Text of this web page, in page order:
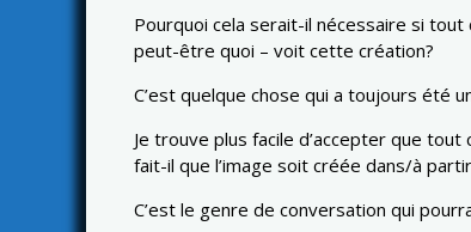
Pourquoi cela serait-il nécessaire si
peut-être quoi – voit cette création?
C’est quelque chose qui a toujours été
Je trouve plus facile d’accepter que
fait-il que l’image soit créée dans/à
C’est le genre de conversation qui